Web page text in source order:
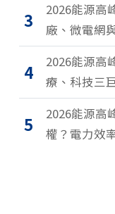
3
2026能源高
廠、微電網
4
2026能源高
療、科技三
5
2026能源高
權？電力效